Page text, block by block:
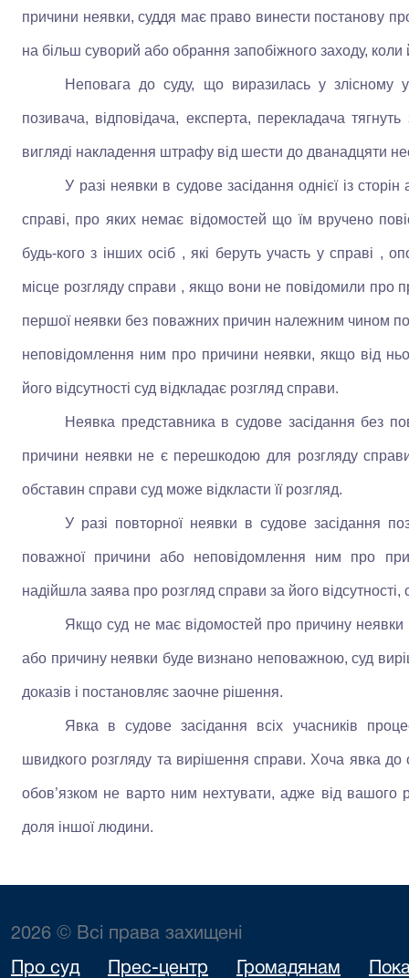
причини неявки, суддя має право винести постанову
на більш суворий або обрання запобіжного заходу,
Неповага до суду, що виразилась у злісному
позивача, відповідача, експерта, перекладача
вигляді накладення штрафу від шести до дванадцяти
У разі неявки в судове засідання однієї із
справі, про яких немає відомостей що їм вручено
будь-кого з інших осіб , які беруть участь у справі ,
місце розгляду справи , якщо вони не повідомили про
першої неявки без поважних причин належним чином
неповідомлення ним про причини неявки, якщо від
його відсутності суд відкладає розгляд справи.
Неявка представника в судове засідання без
причини неявки не є перешкодою для розгляду
обставин справи суд може відкласти її розгляд.
У разі повторної неявки в судове засідання
поважної причини або неповідомлення ним про
надійшла заява про розгляд справи за його
Якщо суд не має відомостей про причину
або причину неявки буде визнано неповажною, суд
доказів і постановляє заочне рішення.
Явка в судове засідання всіх учасників
швидкого розгляду та вирішення справи. Хоча явка
обов’язком не варто ним нехтувати, адже від вашого
доля іншої людини.
2026 © Всі права захищені
Про суд Прес-центр Громадянам